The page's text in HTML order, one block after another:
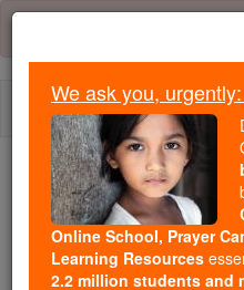
Skip
content
We ask you, urgently:
We ask you,
Online School, Prayer
Learning Resources
2.2 million students and